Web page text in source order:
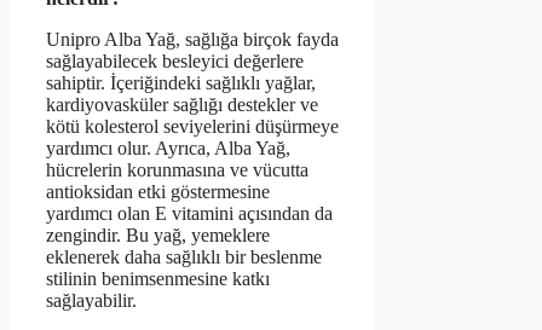
Unipro Alba Yağ, sağlığa birçok fayda
sağlayabilecek besleyici değerlere
sahiptir. İçeriğindeki sağlıklı yağlar,
kardiyovasküler sağlığı destekler ve
kötü kolesterol seviyelerini düşürmeye
yardımcı olur. Ayrıca, Alba Yağ,
hücrelerin korunmasına ve vücutta
antioksidan etki göstermesine
yardımcı olan E vitamini açısından da
zengindir. Bu yağ, yemeklere
eklenerek daha sağlıklı bir beslenme
stilinin benimsenmesine katkı
sağlayabilir.